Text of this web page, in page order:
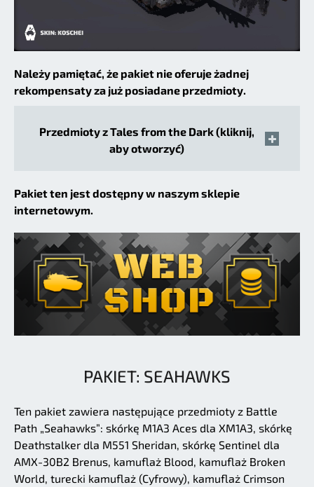
Należy pamiętać, że pakiet nie oferuje żadnej
rekompensaty za już posiadane przedmioty.
Przedmioty z Tales from the Dark (kliknij,
aby otworzyć)
Pakiet ten jest dostępny w naszym sklepie
internetowym.
PAKIET: SEAHAWKS
Ten pakiet zawiera następujące przedmioty z Battle
Path „Seahawks”: skórkę M1A3 Aces dla XM1A3, skórkę
Deathstalker dla M551 Sheridan, skórkę Sentinel dla
AMX-30B2 Brenus, kamuflaż Blood, kamuflaż Broken
World, turecki kamuflaż (Cyfrowy), kamuflaż Crimson